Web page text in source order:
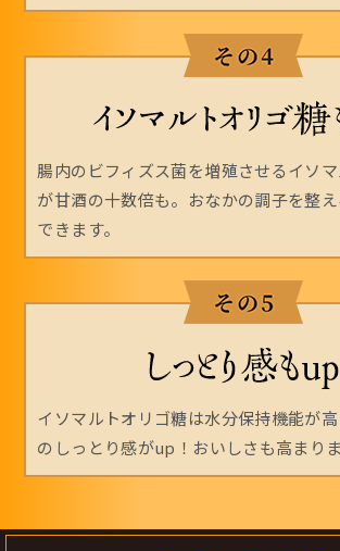
腸内のビフィズス菌を増殖させるイソ
が甘酒の十数倍も。おなかの調子を整
できます。
イソマルトオリゴ糖は水分保持機能が
のしっとり感がup！おいしさも高まりま